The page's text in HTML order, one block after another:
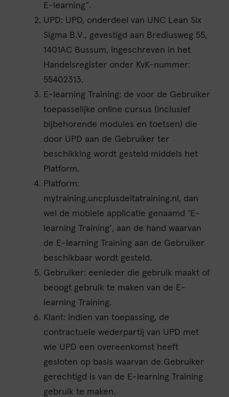
E-learning”.
UPD: UPD, onderdeel van UNC Lean Six
Sigma B.V., gevestigd aan Brediusweg 55,
1401AC Bussum, ingeschreven in het
Handelsregister onder KvK-nummer:
55402313.
E-learning Training: de voor de Gebruiker
toepasselijke online cursus (inclusief
bijbehorende modules en toetsen) die
door UPD aan de Gebruiker ter
beschikking wordt gesteld middels het
Platform.
Platform:
mytraining.uncplusdeltatraining.nl, dan
wel de mobiele applicatie genaamd ‘E-
learning Training’, aan de hand waarvan
de E-learning Training aan de Gebruiker
beschikbaar wordt gesteld.
Gebruiker: eenieder die gebruik maakt of
beoogt gebruik te maken van de E-
learning Training.
Klant: indien van toepassing, de
contractuele wederpartij van UPD met
wie UPD een overeenkomst heeft
gesloten op basis waarvan de Gebruiker
gerechtigd is van de E-learning Training
gebruik te maken.